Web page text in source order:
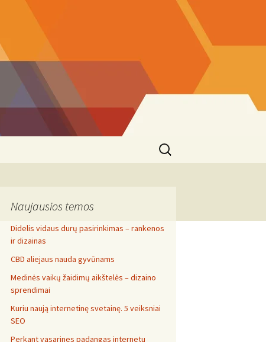
Search
for:
Naujausios temos
Didelis vidaus durų pasirinkimas – rankenos
ir dizainas
CBD aliejaus nauda gyvūnams
Medinės vaikų žaidimų aikštelės – dizaino
sprendimai
Kuriu naują internetinę svetainę. 5 veiksniai
SEO
Perkant vasarines padangas internetu